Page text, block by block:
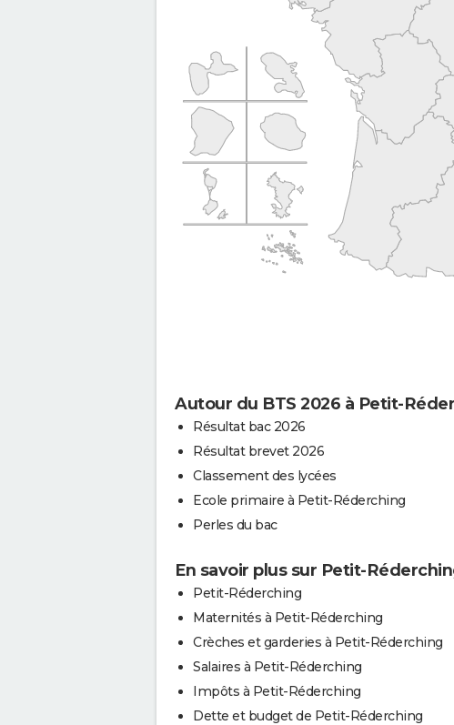
Autour du BTS 2026 à Petit-
Résultat bac 2026
Résultat brevet 2026
Classement des lycées
Ecole primaire à Petit-Réderching
Perles du bac
En savoir plus sur Petit-
Petit-Réderching
Maternités à Petit-Réderching
Crèches et garderies à Petit-Réderching
Salaires à Petit-Réderching
Impôts à Petit-Réderching
Dette et budget de Petit-Réderching